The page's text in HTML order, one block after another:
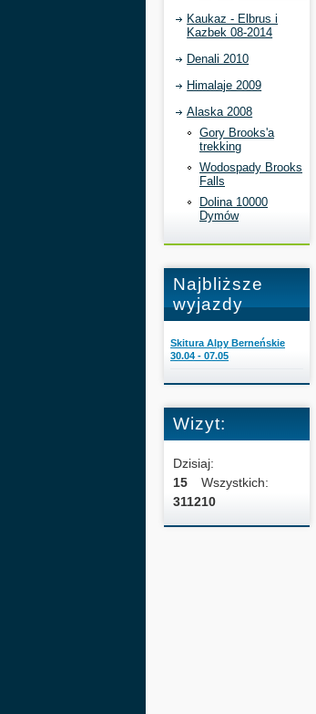
Kaukaz - Elbrus i
Kazbek 08-2014
Denali 2010
Himalaje 2009
Alaska 2008
Gory Brooks'a
trekking
Wodospady Brooks
Falls
Dolina 10000
Dymów
Najbliższe
wyjazdy
Skitura Alpy Berneńskie
30.04 - 07.05
Wizyt:
Dzisiaj:
15
Wszystkich:
311210